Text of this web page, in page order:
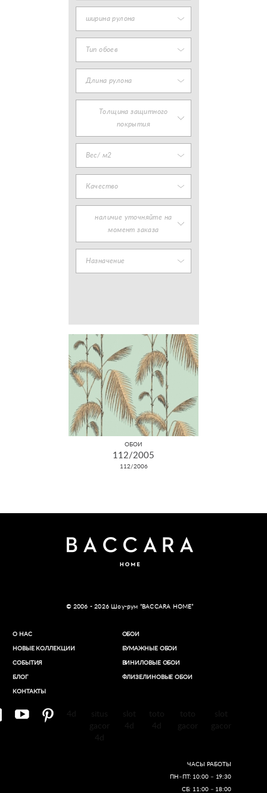
ширина рулона
Тип обоев
Длина рулона
Толщина защитного
покрытия
Вес/ м2
Качество
наличие уточняйте на
момент заказа
Назначение
ОБОИ
112/2005
112/2006
© 2006 - 2026 Шоу-рум “BACCARA HOME”
О НАС
НОВЫЕ КОЛЛЕКЦИИ
СОБЫТИЯ
БЛОГ
КОНТАКТЫ
ОБОИ
БУМАЖНЫЕ ОБОИ
ВИНИЛОВЫЕ ОБОИ​
ФЛИЗЕЛИНОВЫЕ ОБОИ
ЧАСЫ РАБОТЫ
ПН–ПТ: 10:00 – 19:30
СБ: 11:00 – 18:00